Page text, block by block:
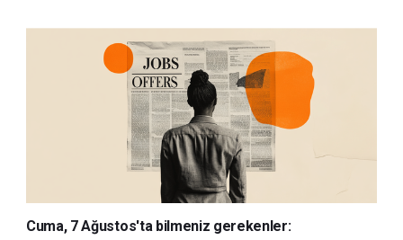
Cuma, 7 Ağustos'ta bilmeniz gerekenler: